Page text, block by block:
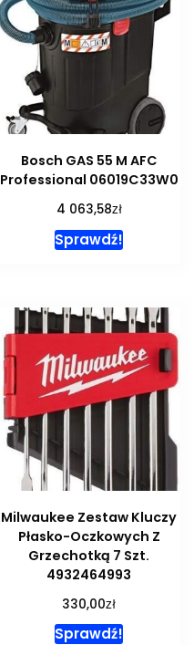
Bosch GAS 55 M AFC
Professional 06019C33W0
4 063,58zł
Sprawdź!
Milwaukee Zestaw Kluczy
Płasko-Oczkowych Z
Grzechotką 7 Szt.
4932464993
330,00zł
Sprawdź!